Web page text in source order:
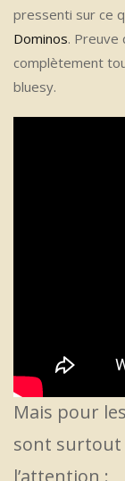
pressenti sur ce
Dominos. Preuve
complètement
bluesy.
Mais pour
sont surtout